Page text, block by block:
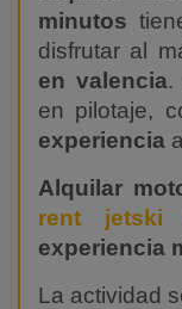
minutos
disfrutar al
en valencia.
en pilotaje,
experiencia
Alquilar
rent jetski
experiencia
La actividad